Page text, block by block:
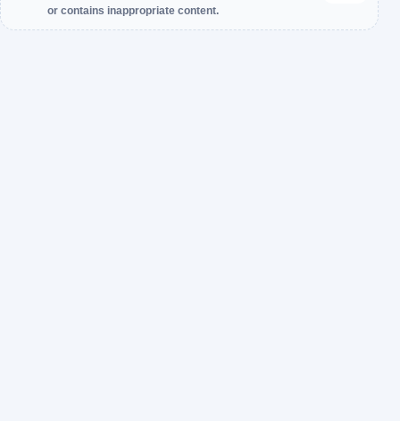
or contains inappropriate content.